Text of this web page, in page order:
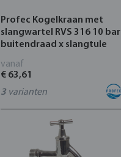
Profec Kogelkraan met
slangwartel RVS 316 10 bar
buitendraad x slangtule
vanaf
€ 63,61
3 varianten